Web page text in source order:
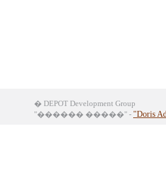
� DEPOT Development Group
"������ �����" - "Doris